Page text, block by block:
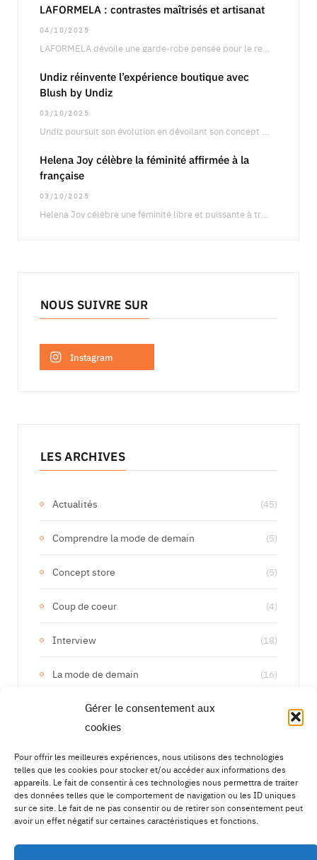
Gérer le consentement aux
cookies
Pour offrir les meilleures expériences, nous utilisons des technologies
telles que les cookies pour stocker et/ou accéder aux informations des
appareils. Le fait de consentir à ces technologies nous permettra de traiter
des données telles que le comportement de navigation ou les ID uniques
sur ce site. Le fait de ne pas consentir ou de retirer son consentement peut
avoir un effet négatif sur certaines caractéristiques et fonctions.
LAFORMELA : contrastes maîtrisés et artisanat
04/10/2025
Undiz réinvente l’expérience boutique avec
Blush by Undiz
03/10/2025
Helena Joy célèbre la féminité affirmée à la
française
03/10/2025
NOUS SUIVRE SUR
Instagram
LES ARCHIVES
Actualités (45)
Comprendre la mode de demain (5)
Concept store (5)
Coup de coeur (4)
Interview (18)
La mode de demain (16)
Les marques de demain